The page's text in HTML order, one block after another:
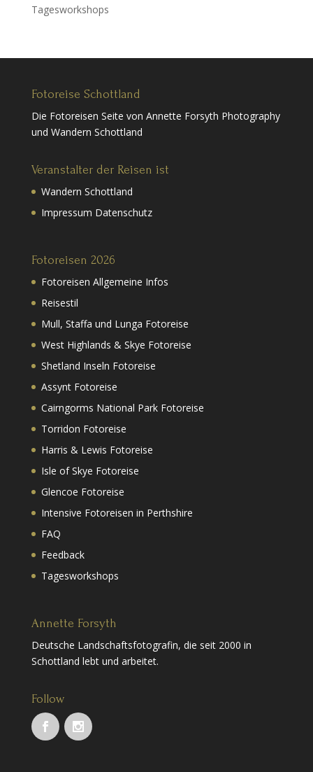
Tagesworkshops
Fotoreise Schottland
Die Fotoreisen Seite von Annette Forsyth Photography
und Wandern Schottland
Veranstalter der Reisen ist
Wandern Schottland
Impressum Datenschutz
Fotoreisen 2026
Fotoreisen Allgemeine Infos
Reisestil
Mull, Staffa und Lunga Fotoreise
West Highlands & Skye Fotoreise
Shetland Inseln Fotoreise
Assynt Fotoreise
Cairngorms National Park Fotoreise
Torridon Fotoreise
Harris & Lewis Fotoreise
Isle of Skye Fotoreise
Glencoe Fotoreise
Intensive Fotoreisen in Perthshire
FAQ
Feedback
Tagesworkshops
Annette Forsyth
Deutsche Landschaftsfotografin, die seit 2000 in
Schottland lebt und arbeitet.
Follow